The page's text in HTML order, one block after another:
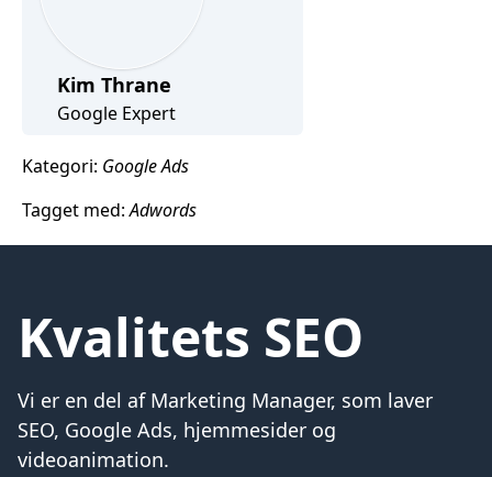
Kim Thrane
Google Expert
Kategori: Google Ads
Tagget med:Adwords
Kvalitets SEO
Vi er en del af Marketing Manager, som laver
SEO, Google Ads, hjemmesider og
videoanimation.